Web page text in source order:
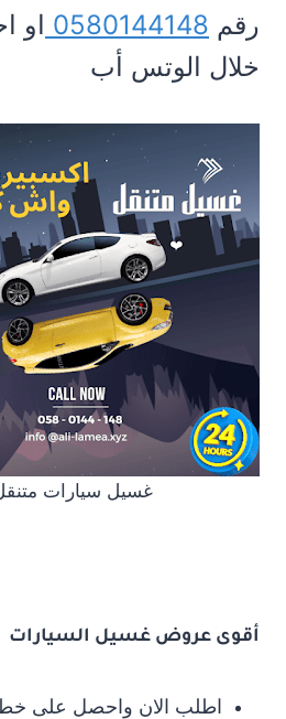
رقم 0580144148 او
خلال الوتس أب
غسيل سيارات
أقوى عروض غسيل السيارات
اطلب الان واحصل على